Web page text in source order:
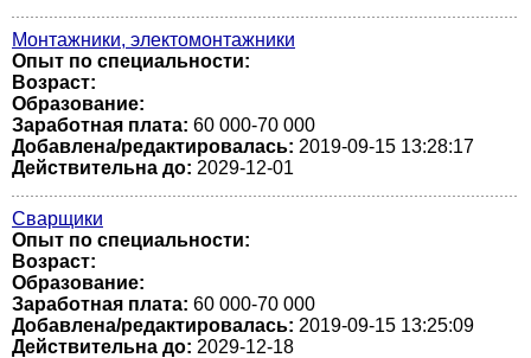
Монтажники, электомонтажники
Опыт по специальности:
Возраст:
Образование:
Заработная плата: 60 000-70 000
Добавлена/редактировалась: 2019-09-15 13:28:17
Действительна до: 2029-12-01
Сварщики
Опыт по специальности:
Возраст:
Образование:
Заработная плата: 60 000-70 000
Добавлена/редактировалась: 2019-09-15 13:25:09
Действительна до: 2029-12-18